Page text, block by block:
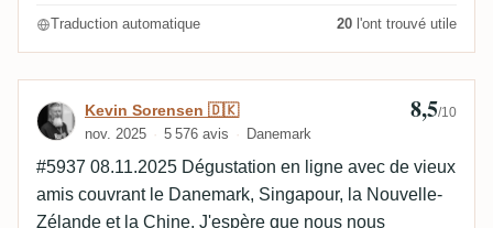
Traduction automatique 20 l'ont trouvé utile
Avis de Kevin Sorensen 🇩🇰
Kevin Sorensen 🇩🇰
nov. 2025 5 576 avis Danemark
8,5/10
#5937 08.11.2025 Dégustation en ligne avec de vieux
amis couvrant le Danemark, Singapour, la Nouvelle-
Zélande et la Chine. J'espère que nous nous